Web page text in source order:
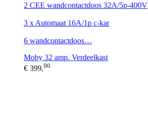
2 CEE wandcontactdoos 32A/5p-400V
3 x Automaat 16A/1p c-kar
6 wandcontactdoos…
Moby 32 amp. Verdeelkast
€ 399,00